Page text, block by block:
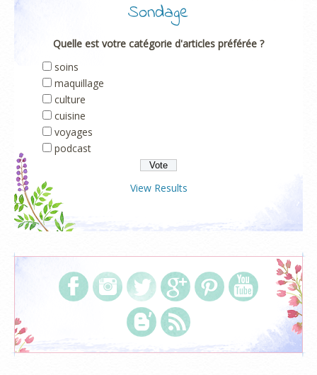
Sondage
Quelle est votre catégorie d'articles préférée ?
soins
maquillage
culture
cuisine
voyages
podcast
View Results